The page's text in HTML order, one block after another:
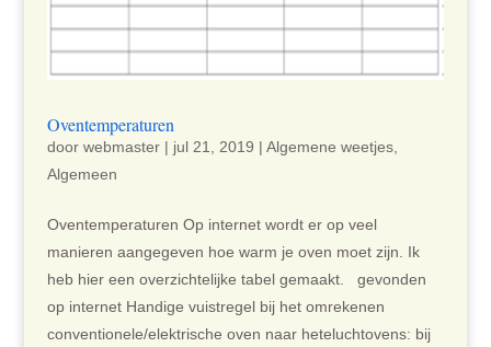
Oventemperaturen
door webmaster| jul 21, 2019 | Algemene weetjes,
Algemeen
Oventemperaturen Op internet wordt er op veel
manieren aangegeven hoe warm je oven moet zijn. Ik
heb hier een overzichtelijke tabel gemaakt. gevonden
op internet Handige vuistregel bij het omrekenen
conventionele/elektrische oven naar heteluchtovens: bij